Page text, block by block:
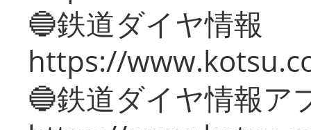
🔵鉄道ダイヤ情報
https://
🔵鉄道ダイヤ情報ア